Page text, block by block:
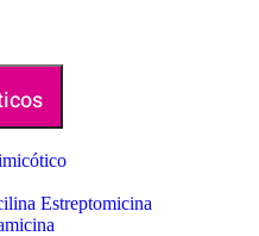
Estreptomicina